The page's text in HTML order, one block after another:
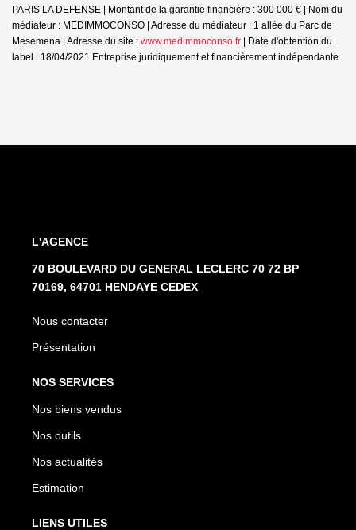
PARIS LA DEFENSE | Montant de la garantie financière : 300 000 € | Nom du
médiateur : MEDIMMOCONSO | Adresse du médiateur : 1 allée du Parc de
Mesemena | Adresse du site : www.medimmoconso.fr | Date d'obtention du
label : 18/04/2021 Entreprise juridiquement et financièrement indépendante
L'AGENCE
70 BOULEVARD DU GENERAL LECLERC 70 72 BP
70169, 64701 HENDAYE CEDEX
Nous contacter
Présentation
NOS SERVICES
Nos biens vendus
Nos outils
Nos actualités
Estimation
LIENS UTILES